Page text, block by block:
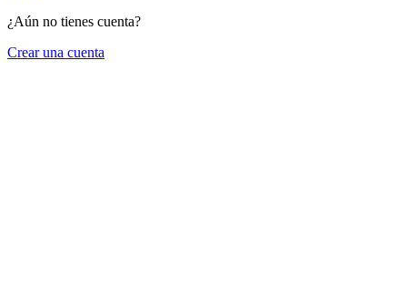
¿Aún no tienes cuenta?
Crear una cuenta